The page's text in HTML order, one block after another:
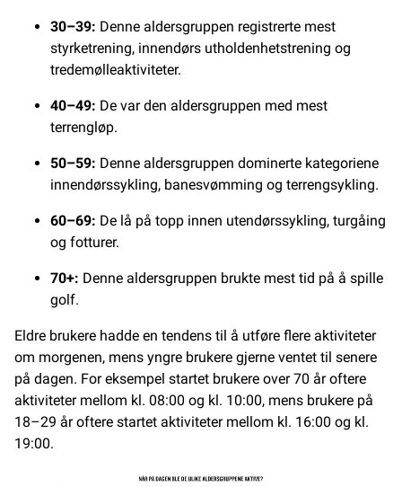
30–39: Denne aldersgruppen registrerte mest
styrketrening, innendørs utholdenhetstrening og
tredemølleaktiviteter.
40–49: De var den aldersgruppen med mest
terrengløp.
50–59: Denne aldersgruppen dominerte kategoriene
innendørssykling, banesvømming og terrengsykling.
60–69: De lå på topp innen utendørssykling, turgåing
og fotturer.
70+: Denne aldersgruppen brukte mest tid på å spille
golf.
Eldre brukere hadde en tendens til å utføre flere aktiviteter
om morgenen, mens yngre brukere gjerne ventet til senere
på dagen. For eksempel startet brukere over 70 år oftere
aktiviteter mellom kl. 08:00 og kl. 10:00, mens brukere på
18–29 år oftere startet aktiviteter mellom kl. 16:00 og kl.
19:00.